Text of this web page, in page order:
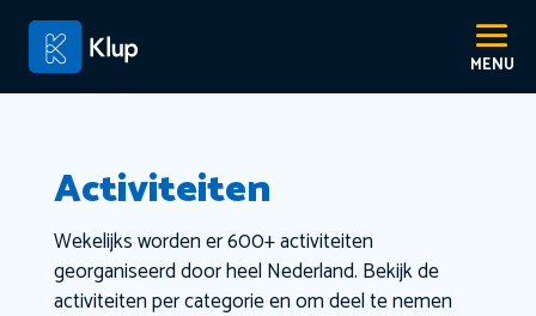
Activiteiten
Wekelijks worden er 600+ activiteiten
georganiseerd door heel Nederland. Bekijk de
activiteiten per categorie en om deel te nemen